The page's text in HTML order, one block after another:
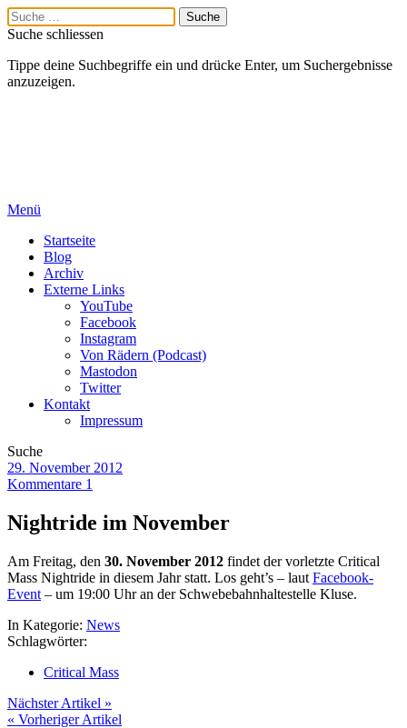
Suche schliessen
Tippe deine Suchbegriffe ein und drücke Enter, um Suchergebnisse
anzuzeigen.
Menü
Startseite
Blog
Archiv
Externe Links
YouTube
Facebook
Instagram
Von Rädern (Podcast)
Mastodon
Twitter
Kontakt
Impressum
Suche
29. November 2012
Kommentare 1
Nightride im November
Am Freitag, den 30. November 2012 findet der vorletzte Critical
Mass Nightride in diesem Jahr statt. Los geht’s – laut Facebook-
Event – um 19:00 Uhr an der Schwebebahnhaltestelle Kluse.
In Kategorie: News
Schlagwörter:
Critical Mass
Nächster Artikel »
« Vorheriger Artikel